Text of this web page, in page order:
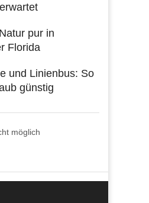
pur in
Florida
und Linienbus: So
günstig
möglich